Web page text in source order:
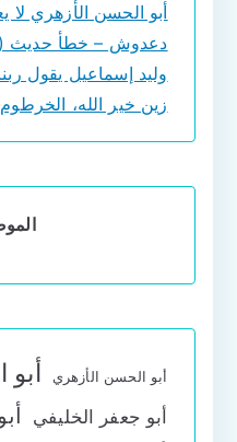
أبو الحسن الأزهري لا
دعدوش – خطأ حديث
وليد إسماعيل يقول
زين خير الله،
أبو الحسن الأزهري
أبو جعفر الخليفي